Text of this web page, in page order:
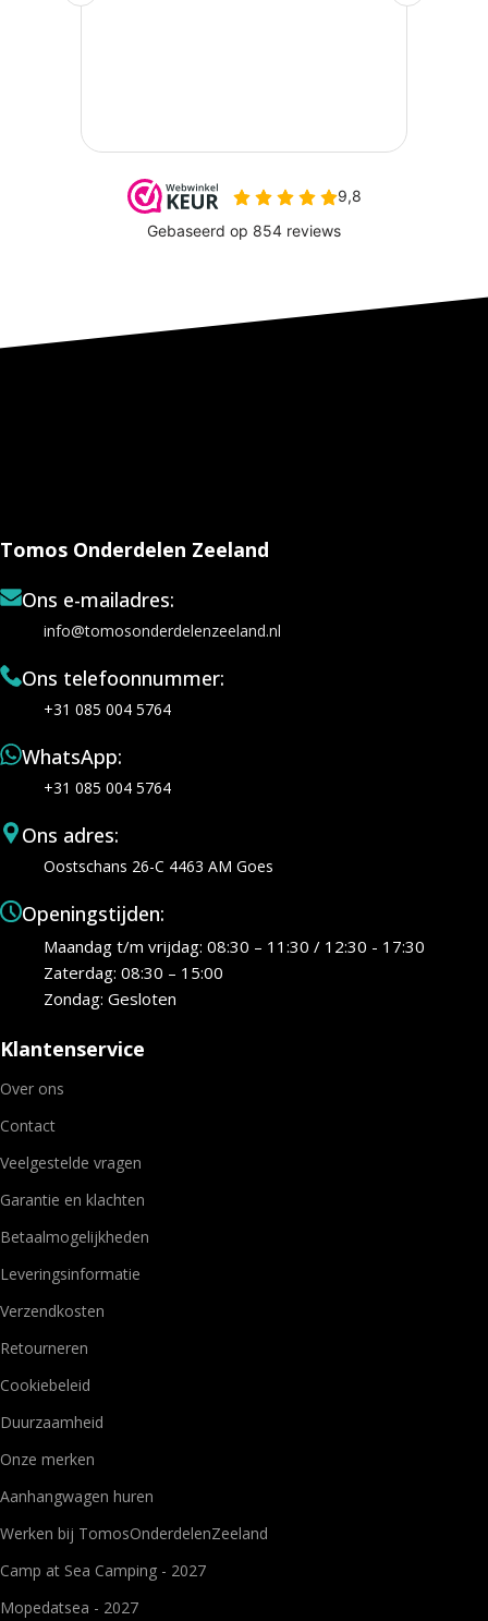
Tomos Onderdelen Zeeland
Ons e-mailadres:
info@tomosonderdelenzeeland.nl
Ons telefoonnummer:
+31 085 004 5764
WhatsApp:
+31 085 004 5764
Ons adres:
Oostschans 26-C 4463 AM Goes
Openingstijden:
Maandag t/m vrijdag: 08:30 – 11:30 / 12:30 - 17:30
Zaterdag: 08:30 – 15:00
Zondag: Gesloten
Klantenservice
Over ons
Contact
Veelgestelde vragen
Garantie en klachten
Betaalmogelijkheden
Leveringsinformatie
Verzendkosten
Retourneren
Cookiebeleid
Duurzaamheid
Onze merken
Aanhangwagen huren
Werken bij TomosOnderdelenZeeland
Camp at Sea Camping - 2027
Mopedatsea - 2027